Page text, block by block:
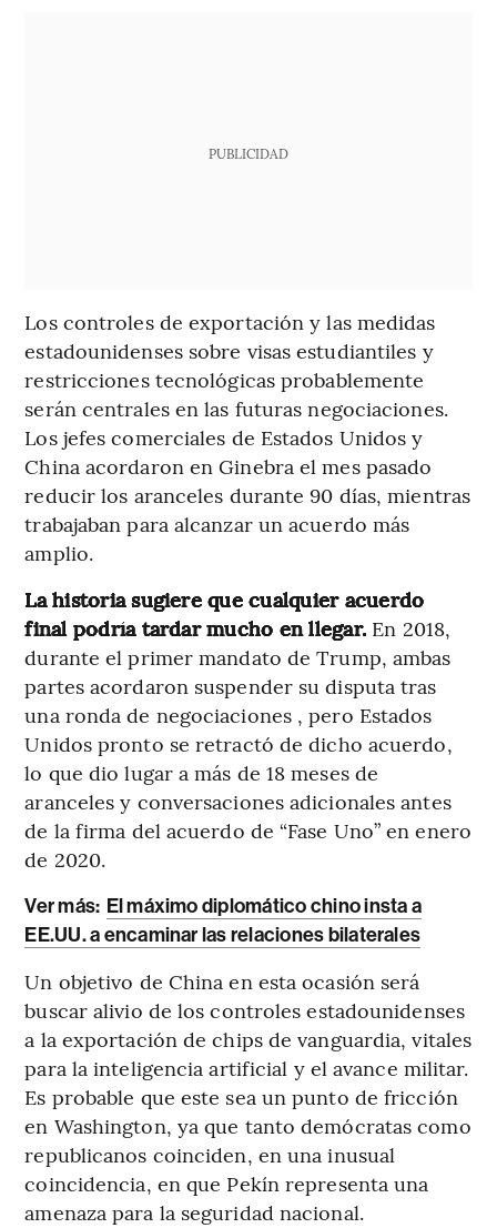
PUBLICIDAD
Los controles de exportación y las medidas
estadounidenses sobre visas estudiantiles y
restricciones tecnológicas probablemente
serán centrales en las futuras negociaciones.
Los jefes comerciales de Estados Unidos y
China acordaron en Ginebra el mes pasado
reducir los aranceles durante 90 días, mientras
trabajaban para alcanzar un acuerdo más
amplio.
La historia sugiere que cualquier acuerdo
final podría tardar mucho en llegar. En 2018,
durante el primer mandato de Trump, ambas
partes acordaron suspender su disputa tras
una ronda de negociaciones , pero Estados
Unidos pronto se retractó de dicho acuerdo,
lo que dio lugar a más de 18 meses de
aranceles y conversaciones adicionales antes
de la firma del acuerdo de “Fase Uno” en enero
de 2020.
Ver más: El máximo diplomático chino insta a
EE.UU. a encaminar las relaciones bilaterales
Un objetivo de China en esta ocasión será
buscar alivio de los controles estadounidenses
a la exportación de chips de vanguardia, vitales
para la inteligencia artificial y el avance militar.
Es probable que este sea un punto de fricción
en Washington, ya que tanto demócratas como
republicanos coinciden, en una inusual
coincidencia, en que Pekín representa una
amenaza para la seguridad nacional.